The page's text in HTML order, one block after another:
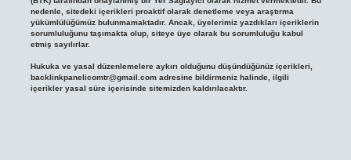
nedenle, sitedeki içerikleri proaktif olarak denetleme veya araştırma
yükümlülüğümüz bulunmamaktadır. Ancak, üyelerimiz yazdıkları içeriklerin
sorumluluğunu taşımakta olup, siteye üye olarak bu sorumluluğu kabul
etmiş sayılırlar.
Hukuka ve yasal düzenlemelere aykırı olduğunu düşündüğünüz içerikleri,
backlinkpanelicomtr@gmail.comadresine bildirmeniz halinde, ilgili
içerikler yasal süre içerisinde sitemizden kaldırılacaktır.